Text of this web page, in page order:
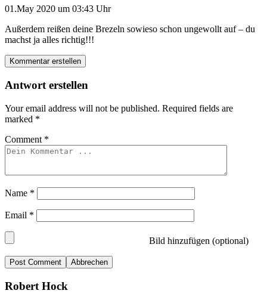
01.May 2020 um 03:43 Uhr
Außerdem reißen deine Brezeln sowieso schon ungewollt auf – du
machst ja alles richtig!!!
Kommentar erstellen
Antwort erstellen
Your email address will not be published. Required fields are
marked *
Comment *
Name *
Email *
Bild hinzufügen (optional)
Abbrechen
Robert Hock